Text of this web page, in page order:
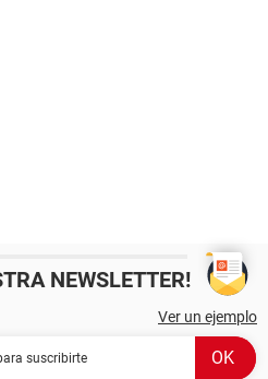
NEWSLETTER!
Ver un ejemplo